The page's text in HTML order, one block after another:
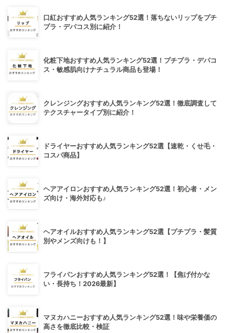
口紅おすすめ人気ランキング52選！落ちないリップをプチ
プラ・デパコス別に紹介！
化粧下地おすすめ人気ランキング52選！プチプラ・デパコ
ス・敏感肌向けナチュラル商品も登場！
クレンジングおすすめ人気ランキング52選！徹底調査して
テクスチャータイプ別に紹介！
ドライヤーおすすめ人気ランキング52選【速乾・くせ毛・
コスパ商品】
ヘアアイロンおすすめ人気ランキング52選！初心者・メン
ズ向け・海外対応も♪
ヘアオイルおすすめ人気ランキング52選【プチプラ・髪質
別やメンズ向けも！】
フライパンおすすめ人気ランキング52選！【焦げ付かな
い・長持ち！2026最新】
マヌカハニーおすすめ人気ランキング52選！味や栄養価の
高さを徹底比較・検証